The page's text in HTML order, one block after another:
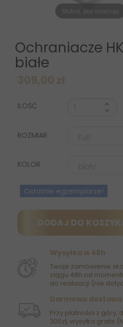
Stuknij, aby rozwinąć
Ochraniacze
białe
ILOŚĆ
ROZMIAR
KOLOR
Ostatnie egzemplarze!
DODAJ DO
Wysyłka w 48h
Twoje zamówienie
ciągu 48h od
do realizacji (nie
Darmowa dostawa
Przy płatności z
300zł, wysyłka gratis